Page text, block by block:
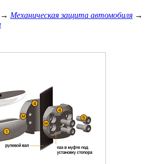
→ Механическая защита автомобиля →